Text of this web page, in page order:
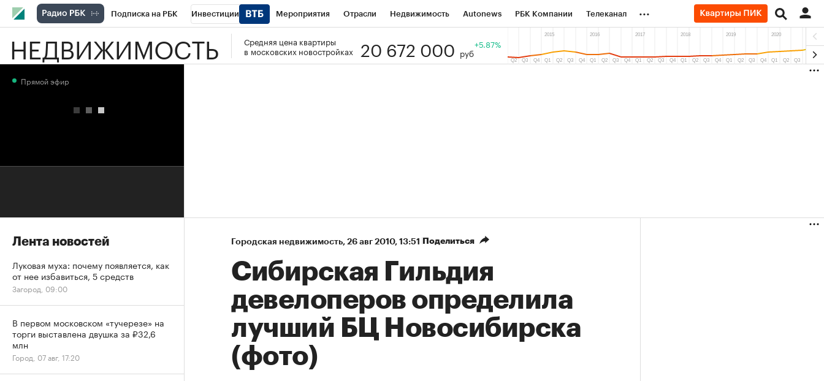
Подписка на РБК Инвестиции Мероприятия Отрасли Недвижимость Autonews РБК Компании Телеканал
РБК Вино Спорт Школа управления РБК РБК Образование Тренды
...
НЕДВИЖИМОСТЬ
Средняя цена квартиры
в московских новостройках
20 672 000 руб
+5.87%
Городская недвижимость⁠, 26 авг 2010, 13:51 Поделиться
Сибирская Гильдия
девелоперов определила
лучший БЦ Новосибирска
(фото)
Прямой эфир
Лента новостей
Луковая муха: почему появляется, как
от нее избавиться, 5 средств
Загород, 09:00
В первом московском «тучерезе» на
торги выставлена двушка за ₽32,6
млн
Город, 07 авг, 17:20